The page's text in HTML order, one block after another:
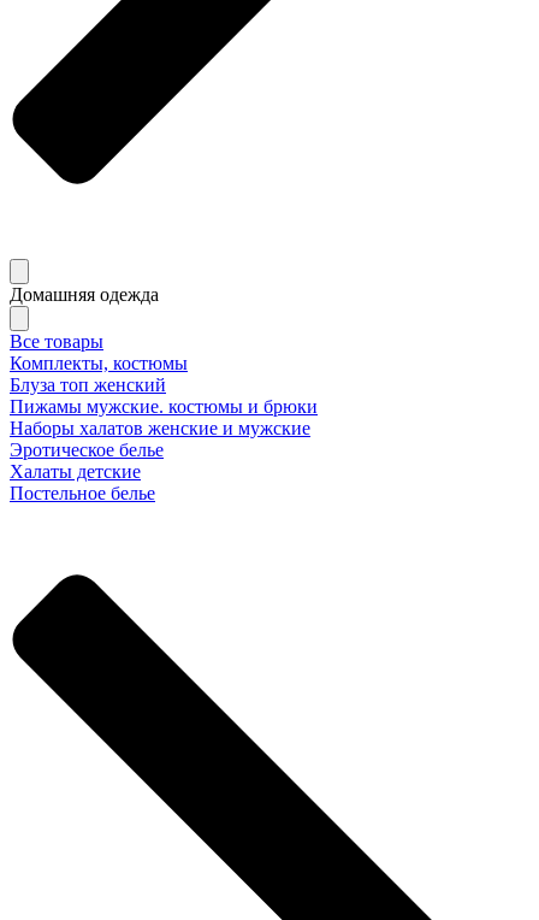
Домашняя одежда
Все товары
Комплекты, костюмы
Блуза топ женский
Пижамы мужские. костюмы и брюки
Наборы халатов женские и мужские
Эротическое белье
Халаты детские
Постельное белье